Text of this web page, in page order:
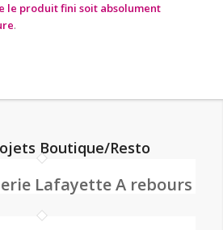
le produit fini soit absolument
.
Boutique/Resto
Lafayette A rebours